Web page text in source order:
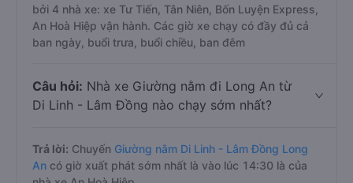
bởi 4 nhà xe: xe Tư Tiến, Tân Niên, Bốn Luyện Express,
An Hoà Hiệp vận hành. Các giờ xe chạy có đầy đủ cả
ban ngày, buổi trưa, buổi chiều, ban đêm
Câu hỏi: Nhà xe Giường nằm đi Long An từ
Di Linh - Lâm Đồng nào chạy sớm nhất?
Trả lời: Chuyến Giường nằm Di Linh - Lâm Đồng Long
An có giờ xuất phát sớm nhất là vào lúc 14:30 là của